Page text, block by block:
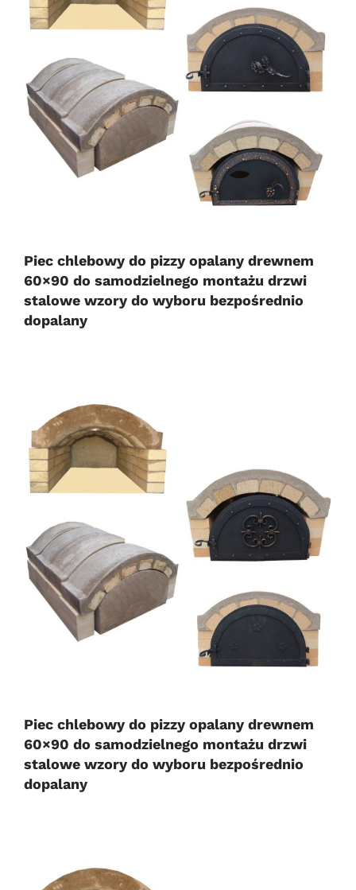
Piec chlebowy do pizzy opalany drewnem
60×90 do samodzielnego montażu drzwi
stalowe wzory do wyboru bezpośrednio
dopalany
Piec chlebowy do pizzy opalany drewnem
60×90 do samodzielnego montażu drzwi
stalowe wzory do wyboru bezpośrednio
dopalany